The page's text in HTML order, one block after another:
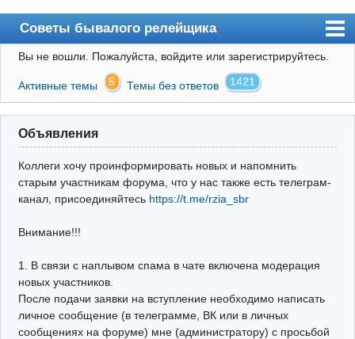
Советы бывалого релейщика
Форум
Правила
Поиск
Регистрация
Архив
Почта
Поиск релейщика
Видео РЗиА
Фотохостинг
Вы не вошли. Пожалуйста, войдите или зарегистрируйтесь.
Активные темы 5 Темы без ответов 1421
Объявления
Коллеги хочу проинформировать новых и напомнить
старым участникам форума, что у нас также есть телеграм-
канал, присоединяйтесь https://t.me/rzia_sbr
Внимание!!!
1. В связи с наплывом спама в чате включена модерация
новых участников.
После подачи заявки на вступление необходимо написать
личное сообщение (в телеграмме, ВК или в личных
сообщениях на форуме) мне (администратору) с просьбой